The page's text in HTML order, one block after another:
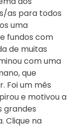
as para todos
uma
fundos com
de muitas
com uma
que
Foi um mês
e motivou a
grandes
Clique na